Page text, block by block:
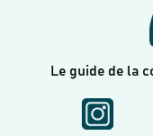
Le guide de la